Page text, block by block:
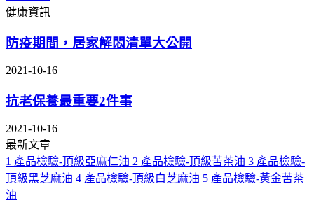
健康資訊
防疫期間，居家解悶清單大公開
2021-10-16
抗老保養最重要2件事
2021-10-16
最新文章
1 產品檢驗-頂級亞麻仁油 2 產品檢驗-頂級苦茶油 3 產品檢驗-
頂級黑芝麻油 4 產品檢驗-頂級白芝麻油 5 產品檢驗-黃金苦茶
油